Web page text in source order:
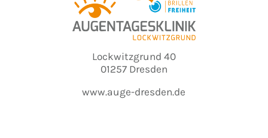
Lockwitzgrund 40
01257 Dresden
www.auge-dresden.de